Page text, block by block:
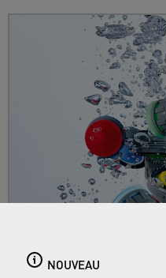
NOUVEAU
Vous trouverez ici